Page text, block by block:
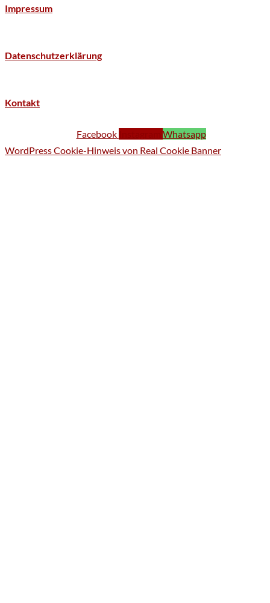
Impressum
Datenschutzerklärung
Kontakt
Facebook
Whatsapp
WordPress Cookie-Hinweis von Real Cookie Banner